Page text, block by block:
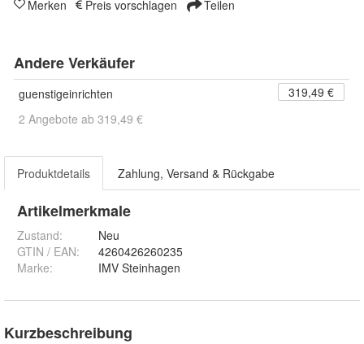
Merken Preis vorschlagen Teilen
Andere Verkäufer
guenstigeinrichten
319,49 €
2 Angebote ab 319,49 €
Produktdetails Zahlung, Versand & Rückgabe
Artikelmerkmale
Zustand:
Neu
GTIN / EAN:
4260426260235
Marke:
IMV Steinhagen
Kurzbeschreibung